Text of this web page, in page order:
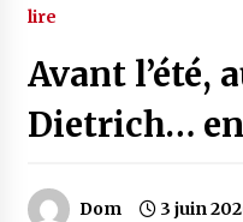
lire
Avant l’été,
Dietrich…
Dom 3 juin